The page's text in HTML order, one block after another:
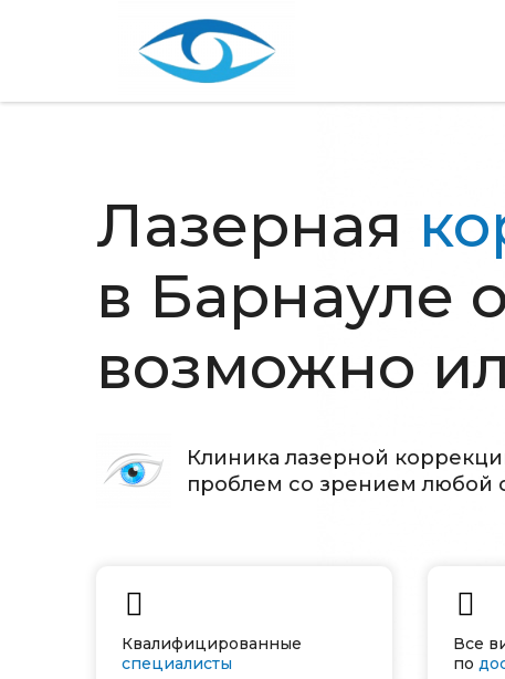
Лазерная
в Барнауле
возможно
Клиника лазерной
проблем со зрением любой
Квалифицированные
специалисты
Все
по